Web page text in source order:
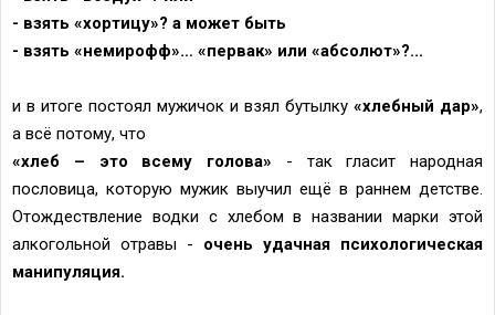
- взять «хортицу»? а может быть
- взять «немирофф»… «первак» или «абсолют»?...
и в итоге постоял мужичок и взял бутылку «хлебный дар»,
а всё потому, что
«хлеб – это всему голова» - так гласит народная
пословица, которую мужик выучил ещё в раннем детстве.
Отождествление водки с хлебом в названии марки этой
алкогольной отравы - очень удачная психологическая
манипуляция.